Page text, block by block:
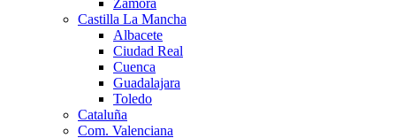
Castilla La Mancha
Albacete
Ciudad Real
Cuenca
Guadalajara
Toledo
Cataluña
Com. Valenciana